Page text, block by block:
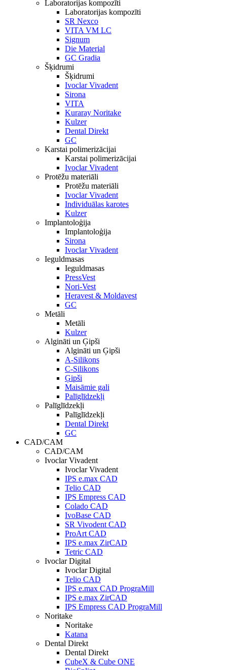
Laboratorijas kompozīti
Laboratorijas kompozīti
SR Nexco
VITA VM LC
Signum
Die Material
GC Gradia
Šķidrumi
Šķidrumi
Ivoclar Vivadent
Sirona
VITA
Kuraray Noritake
Kulzer
Dental Direkt
GC
Karstai polimerizācijai
Karstai polimerizācijai
Ivoclar Vivadent
Protēžu materiāli
Protēžu materiāli
Ivoclar Vivadent
Individuālas karotes
Kulzer
Implantoloģija
Implantoloģija
Sirona
Ivoclar Vivadent
Ieguldmasas
Ieguldmasas
PressVest
Nori-Vest
Heravest & Moldavest
GC
Metāli
Metāli
Kulzer
Algināti un Ģipši
Algināti un Ģipši
A-Silikons
C-Silikons
Ģipši
Maisāmie gali
Palīglīdzekļi
Palīglīdzekļi
Palīglīdzekļi
Dental Direkt
GC
CAD/CAM
CAD/CAM
Ivoclar Vivadent
Ivoclar Vivadent
IPS e.max CAD
Telio CAD
IPS Empress CAD
Colado CAD
IvoBase CAD
SR Vivodent CAD
ProArt CAD
IPS e.max ZirCAD
Tetric CAD
Ivoclar Digital
Ivoclar Digital
Telio CAD
IPS e.max CAD PrograMill
IPS e.max ZirCAD
IPS Empress CAD PrograMill
Noritake
Noritake
Katana
Dental Direkt
Dental Direkt
CubeX & Cube ONE